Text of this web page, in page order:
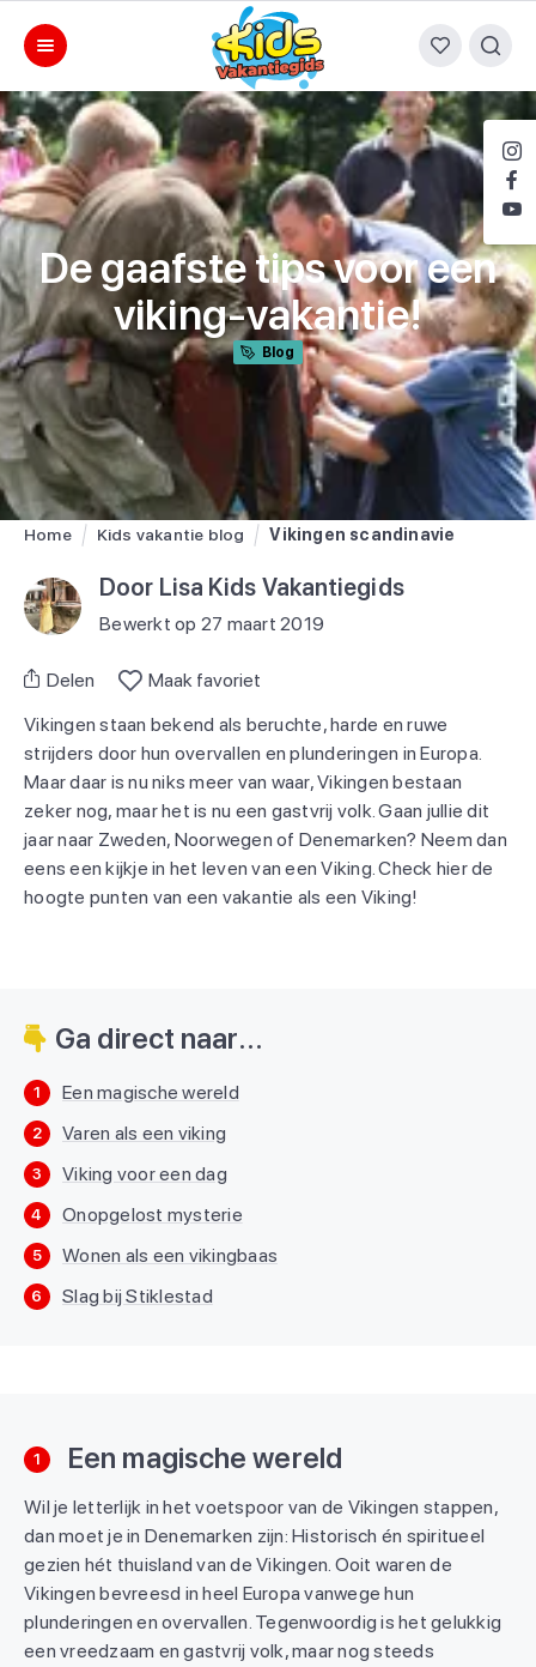
De gaafste tips voor een
viking-vakantie!
Blog
Home Kids vakantie blog Vikingen scandinavie
Door Lisa Kids Vakantiegids
Bewerkt op 27 maart 2019
Delen
Maak favoriet
Vikingen staan bekend als beruchte, harde en ruwe
strijders door hun overvallen en plunderingen in Europa.
Maar daar is nu niks meer van waar, Vikingen bestaan
zeker nog, maar het is nu een gastvrij volk. Gaan jullie dit
jaar naar Zweden, Noorwegen of Denemarken? Neem dan
eens een kijkje in het leven van een Viking. Check hier de
hoogte punten van een vakantie als een Viking!
Ga direct naar...
1 Een magische wereld
2 Varen als een viking
3 Viking voor een dag
4 Onopgelost mysterie
5 Wonen als een vikingbaas
6 Slag bij Stiklestad
1 Een magische wereld
Wil je letterlijk in het voetspoor van de Vikingen stappen,
dan moet je in Denemarken zijn: Historisch én spiritueel
gezien hét thuisland van de Vikingen. Ooit waren de
Vikingen bevreesd in heel Europa vanwege hun
plunderingen en overvallen. Tegenwoordig is het gelukkig
een vreedzaam en gastvrij volk, maar nog steeds